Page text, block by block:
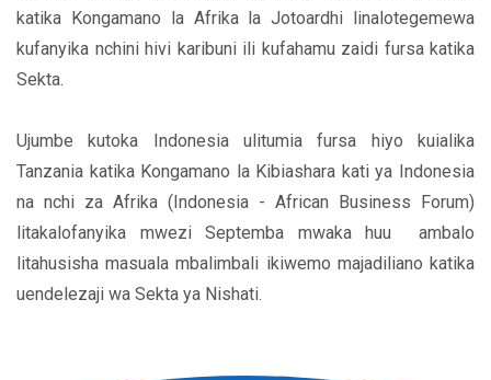
katika Kongamano la Afrika la Jotoardhi linalotegemewa
kufanyika nchini hivi karibuni ili kufahamu zaidi fursa katika
Sekta.
Ujumbe kutoka Indonesia ulitumia fursa hiyo kuialika
Tanzania katika Kongamano la Kibiashara kati ya Indonesia
na nchi za Afrika (Indonesia - African Business Forum)
litakalofanyika mwezi Septemba mwaka huu ambalo
litahusisha masuala mbalimbali ikiwemo majadiliano katika
uendelezaji wa Sekta ya Nishati.